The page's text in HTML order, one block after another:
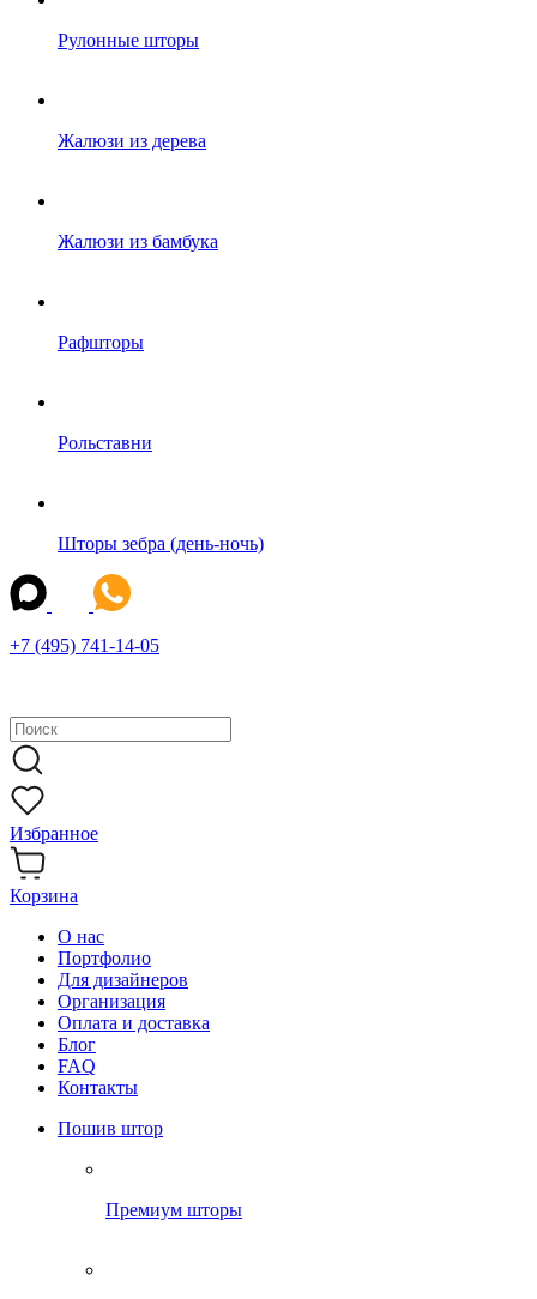
Рулонные шторы
Жалюзи из дерева
Жалюзи из бамбука
Рафшторы
Рольставни
Шторы зебра (день-ночь)
+7 (495) 741-14-05
Избранное
Корзина
О нас
Портфолио
Для дизайнеров
Организация
Оплата и доставка
Блог
FAQ
Контакты
Пошив штор
Премиум шторы